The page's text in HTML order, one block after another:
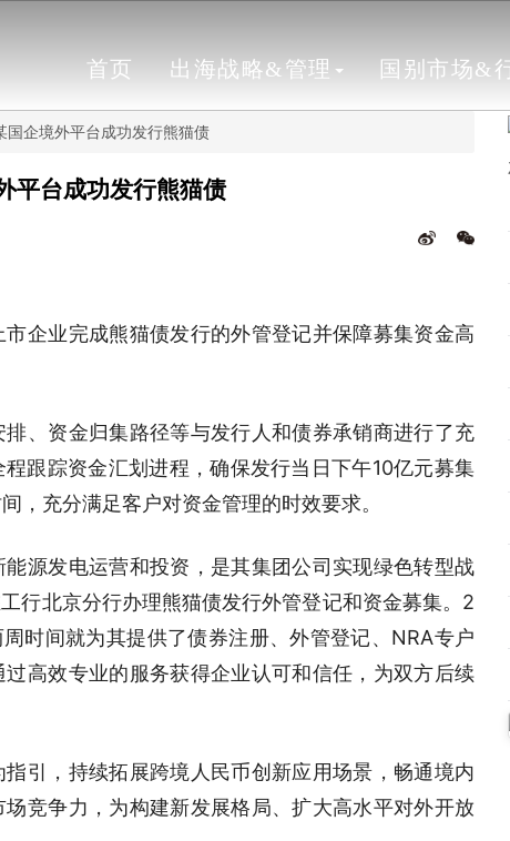
首页 出海战略&管理 国别市场&
国企境外平台成功发行熊猫债
平台成功发行熊猫债
企业完成熊猫债发行的外管登记并保障募集资金高
、资金归集路径等与发行人和债券承销商进行了充
跟踪资金汇划进程，确保发行当日下午10亿元募集
，充分满足客户对资金管理的时效要求。
源发电运营和投资，是其集团公司实现绿色转型战
行北京分行办理熊猫债发行外管登记和资金募集。2
时间就为其提供了债券注册、外管登记、NRA专户
高效专业的服务获得企业认可和信任，为双方后续
引，持续拓展跨境人民币创新应用场景，畅通境内
竞争力，为构建新发展格局、扩大高水平对外开放